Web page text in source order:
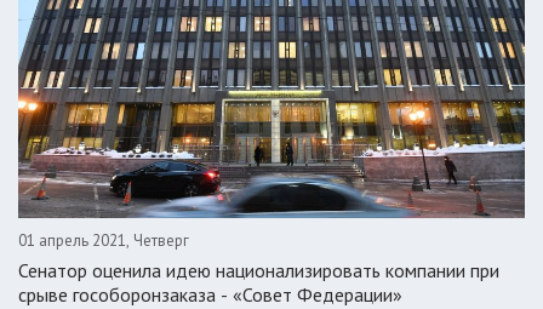
01 апрель 2021, Четверг
Сенатор оценила идею национализировать компании при
срыве гособоронзаказа - «Совет Федерации»